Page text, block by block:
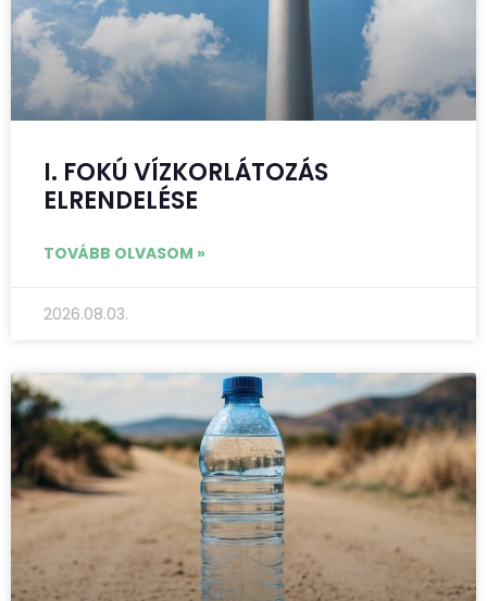
I. FOKÚ VÍZKORLÁTOZÁS
ELRENDELÉSE
TOVÁBB OLVASOM »
2026.08.03.